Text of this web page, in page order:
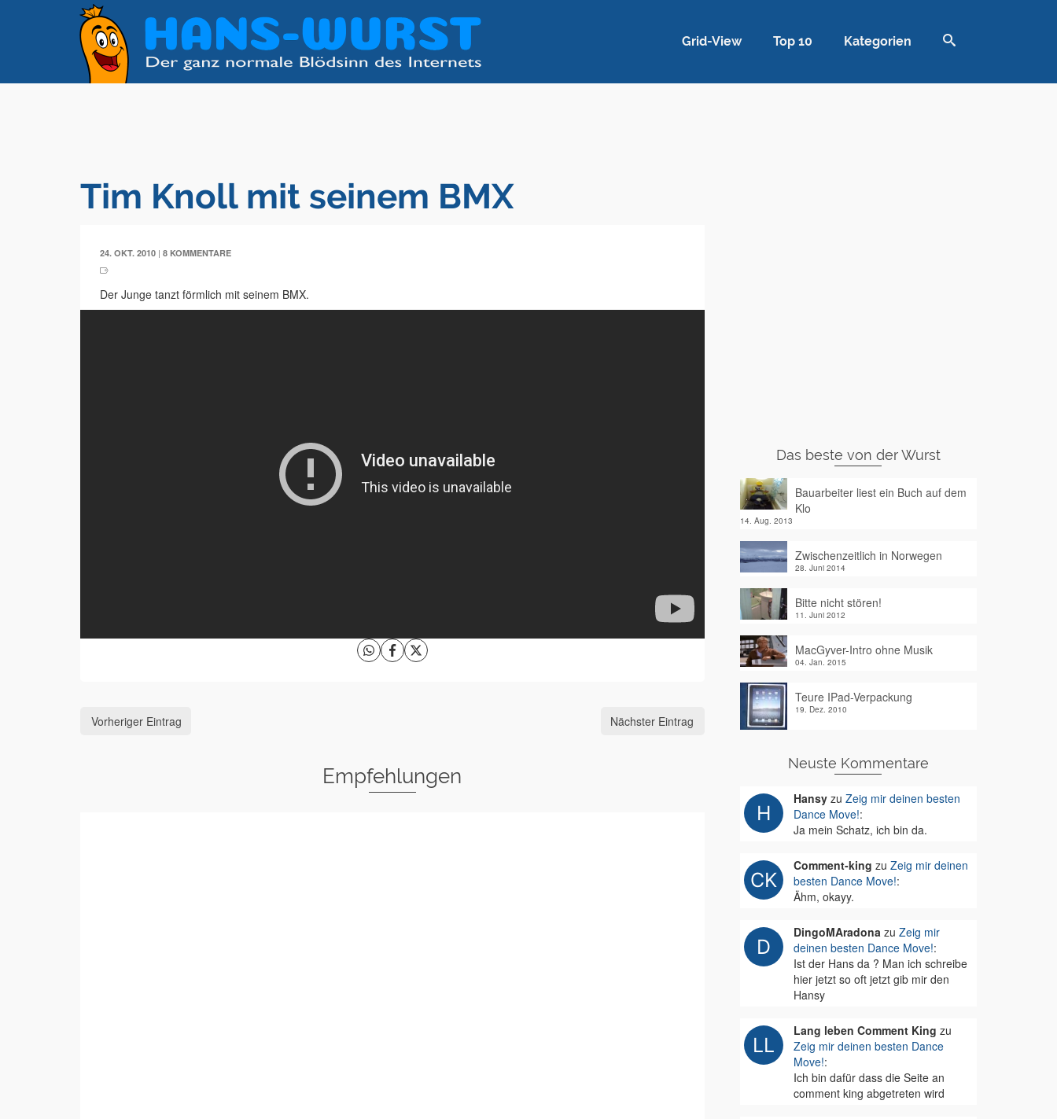
Grid-View Top 10 Kategorien
Tim Knoll mit seinem BMX
24. OKT. 2010 | 8 KOMMENTARE
Der Junge tanzt förmlich mit seinem BMX.
Vorheriger Eintrag Nächster Eintrag
Empfehlungen
Das beste von der Wurst
Bauarbeiter liest ein Buch auf dem
Klo
14. Aug. 2013
Zwischenzeitlich in Norwegen
28. Juni 2014
Bitte nicht stören!
11. Juni 2012
MacGyver-Intro ohne Musik
04. Jan. 2015
Teure IPad-Verpackung
19. Dez. 2010
Neuste Kommentare
Hansyzu Zeig mir deinen besten
Dance Move!:
Ja mein Schatz, ich bin da.
Comment-king zu Zeig mir deinen
besten Dance Move!:
Ähm, okayy.
DingoMAradonazu Zeig mir
deinen besten Dance Move!:
Ist der Hans da ? Man ich schreibe
hier jetzt so oft jetzt gib mir den
Hansy
Lang leben Comment King zu
Zeig mir deinen besten Dance
Move!:
Ich bin dafür dass die Seite an
comment king abgetreten wird